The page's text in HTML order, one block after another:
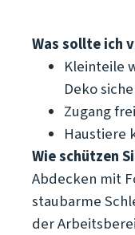
Was sollte ich
Kleinteile
Deko
Zugang
Haustiere
Wie schützen
Abdecken mit
staubarme
der